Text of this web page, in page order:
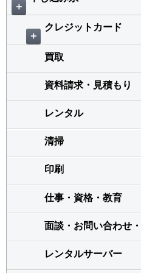
＋
＋
クレジットカード
買取
資料請求・見積もり
レンタル
清掃
印刷
仕事・資格・教育
面談・お問い合わせ
レンタルサーバー